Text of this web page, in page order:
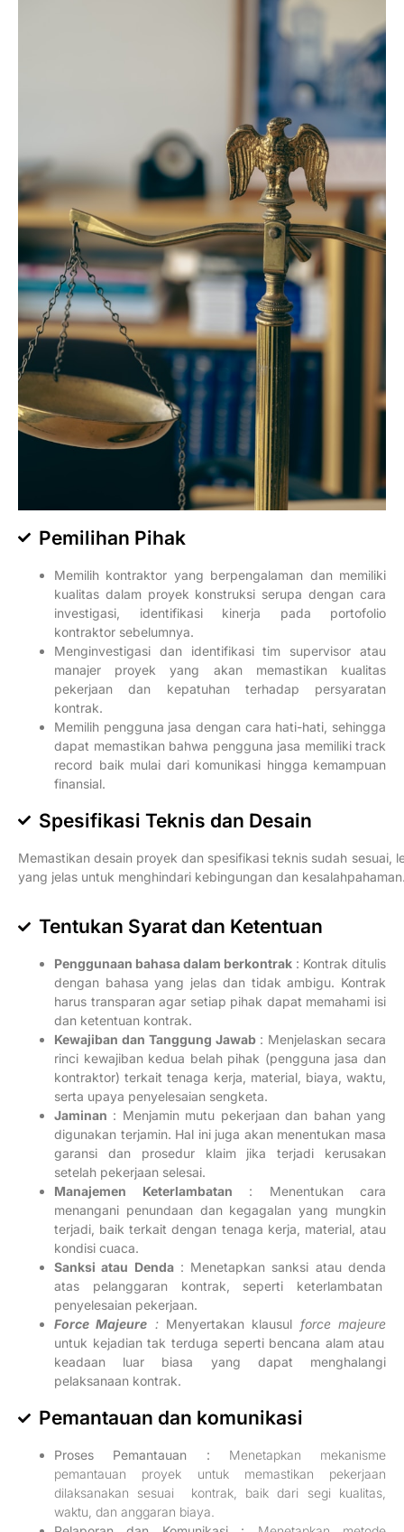
Pemilihan Pihak
Memilih kontraktor yang berpengalaman dan memiliki
kualitas dalam proyek konstruksi serupa dengan cara
investigasi, identifikasi kinerja pada portofolio
kontraktor sebelumnya.
Menginvestigasi dan identifikasi tim supervisor atau
manajer proyek yang akan memastikan kualitas
pekerjaan dan kepatuhan terhadap persyaratan
kontrak.
Memilih pengguna jasa dengan cara hati-hati, sehingga
dapat memastikan bahwa pengguna jasa memiliki track
record baik mulai dari komunikasi hingga kemampuan
finansial.
Spesifikasi Teknis dan Desain
Memastikan desain proyek dan spesifikasi teknis sudah sesuai,
yang jelas untuk menghindari kebingungan dan
Tentukan Syarat dan Ketentuan
Penggunaan bahasa dalam berkontrak : Kontrak ditulis
dengan bahasa yang jelas dan tidak ambigu. Kontrak
harus transparan agar setiap pihak dapat memahami isi
dan ketentuan kontrak.
Kewajiban dan Tanggung Jawab: Menjelaskan secara
rinci kewajiban kedua belah pihak (pengguna jasa dan
kontraktor) terkait tenaga kerja, material, biaya, waktu,
serta upaya penyelesaian sengketa.
Jaminan : Menjamin mutu pekerjaan dan bahan yang
digunakan terjamin. Hal ini juga akan menentukan masa
garansi dan prosedur klaim jika terjadi kerusakan
setelah pekerjaan selesai.
Manajemen Keterlambatan : Menentukan cara
menangani penundaan dan kegagalan yang mungkin
terjadi, baik terkait dengan tenaga kerja, material, atau
kondisi cuaca.
Sanksi atau Denda: Menetapkan sanksi atau denda
atas pelanggaran kontrak, seperti keterlambatan
penyelesaian pekerjaan.
Force Majeure : Menyertakan klausul force majeure
untuk kejadian tak terduga seperti bencana alam atau
keadaan luar biasa yang dapat menghalangi
pelaksanaan kontrak.
Pemantauan dan komunikasi
Proses Pemantauan : Menetapkan mekanisme
pemantauan proyek untuk memastikan pekerjaan
dilaksanakan sesuai kontrak, baik dari segi kualitas,
waktu, dan anggaran biaya.